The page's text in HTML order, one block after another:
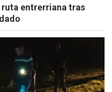
entrerriana tras